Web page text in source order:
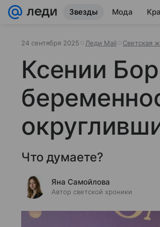
Звезды Мода
24 сентября 2025 Леди Mail Светская
Ксении
Что думаете?
Яна Самойлова
Автор светской хроники